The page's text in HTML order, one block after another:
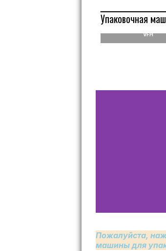
Упаковочная
Машина для
VFH
Пожалуйста,
машины для